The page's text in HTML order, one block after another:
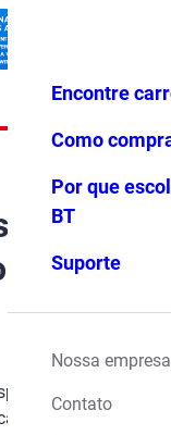
Favoritos Menu
Encontre
Como
Por que
BT
Suporte
Nossa empresa
Contato
mas o
usando